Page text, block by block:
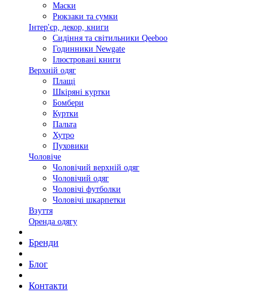
Маски
Рюкзаки та сумки
Інтер'єр, декор, книги
Сидіння та світильники Qeeboo
Годинники Newgate
Ілюстровані книги
Верхній одяг
Плащі
Шкіряні куртки
Бомбери
Куртки
Пальта
Хутро
Пуховики
Чоловіче
Чоловічий верхній одяг
Чоловічий одяг
Чоловічі футболки
Чоловічі шкарпетки
Взуття
Оренда одягу
Бренди
Блог
Контакти